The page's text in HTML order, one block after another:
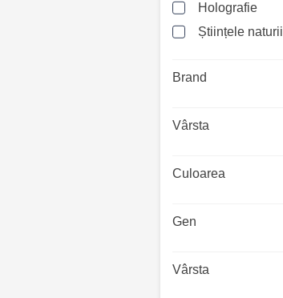
Holografie
Științele naturii
Brand
Vârsta
Culoarea
Gen
Vârsta